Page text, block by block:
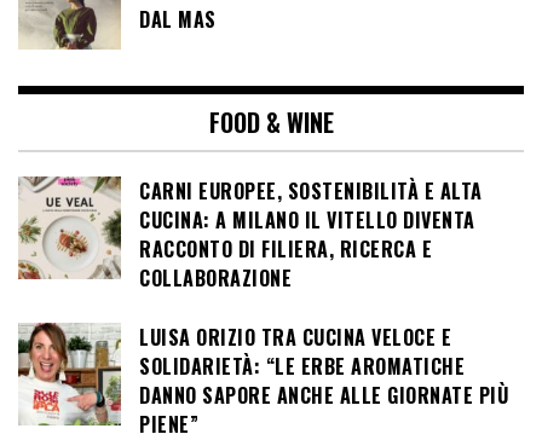
DAL MAS
FOOD & WINE
CARNI EUROPEE, SOSTENIBILITÀ E ALTA
CUCINA: A MILANO IL VITELLO DIVENTA
RACCONTO DI FILIERA, RICERCA E
COLLABORAZIONE
LUISA ORIZIO TRA CUCINA VELOCE E
SOLIDARIETÀ: “LE ERBE AROMATICHE
DANNO SAPORE ANCHE ALLE GIORNATE PIÙ
PIENE”